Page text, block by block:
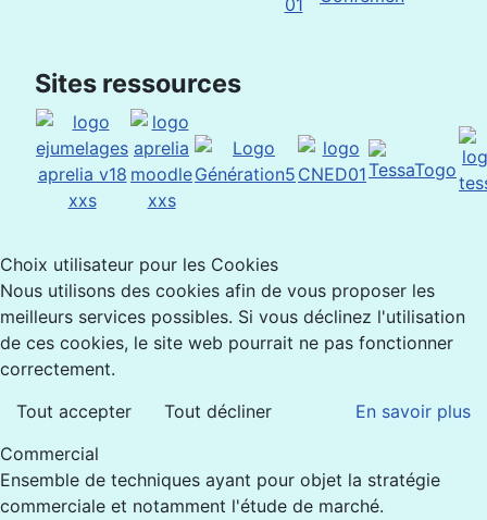
Sites ressources
Choix utilisateur pour les Cookies
Nous utilisons des cookies afin de vous proposer les
meilleurs services possibles. Si vous déclinez l'utilisation
de ces cookies, le site web pourrait ne pas fonctionner
correctement.
Tout accepter
Tout décliner
En savoir plus
Commercial
Ensemble de techniques ayant pour objet la stratégie
commerciale et notamment l'étude de marché.